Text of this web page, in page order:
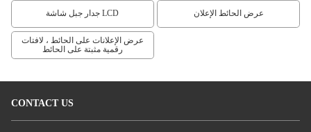
جدار جبل شاشة LCD عرض الحائط الإعلان
عرض الإعلانات على الحائط ، لافتات
رقمية مثبتة على الحائط
CONTACT US